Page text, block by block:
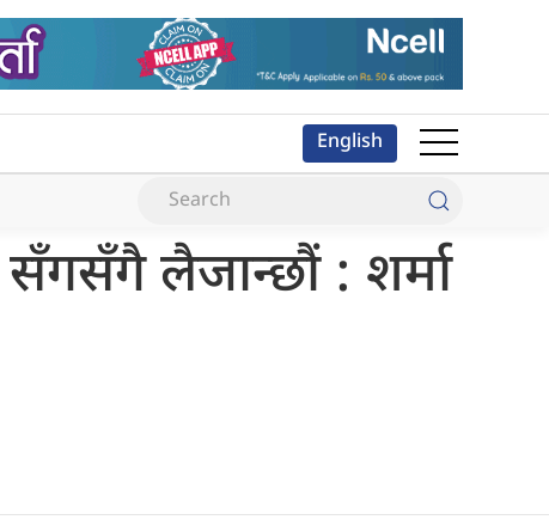
English
सँगसँगै लैजान्छौं : शर्मा